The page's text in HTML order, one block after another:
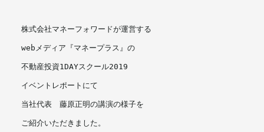
株式会社マネーフォワードが運営する
webメディア『マネープラス』の
不動産投資1DAYスクール2019
イベントレポートにて
当社代表　藤原正明の講演の様子を
ご紹介いただきました。